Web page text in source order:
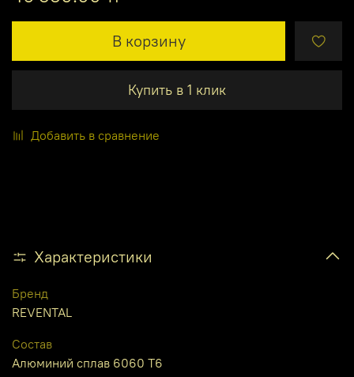
В корзину
Купить в 1 клик
Добавить в сравнение
Характеристики
Бренд
REVENTAL
Состав
Алюминий сплав 6060 Т6